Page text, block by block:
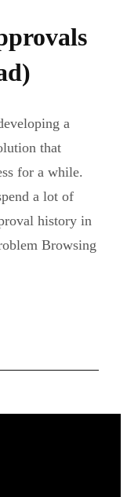
a
that
for a while.
a lot of
history in
Browsing